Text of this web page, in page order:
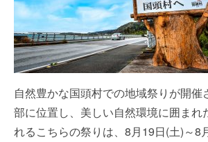
自然豊かな国頭村での地域祭りが開催
部に位置し、美しい自然環境に囲まれ
れるこちらの祭りは、8月19日(土)～8